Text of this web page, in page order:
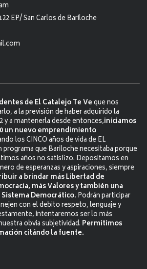
EP/ San Carlos de Bariloche
de El Catalejo Te Veque nos
a la previsión de haber adquirido la
y a mantenerla desde entonces,iniciamos
un nuevo emprendimiento
los CINCO años de vida de EL
programa que Bariloche necesitaba porque
años no satisfizo. Depositamos en
de esperanzas y aspiraciones, siempre
a brindar más Libertad de
más Valores y también una
Democrático. Podrán participar
con el debito respeto, lenguaje y
intentaremos ser lo más
obvia subjetividad. Permitimos
citándo la fuente.